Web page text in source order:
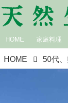
HOME 家庭料理
HOME